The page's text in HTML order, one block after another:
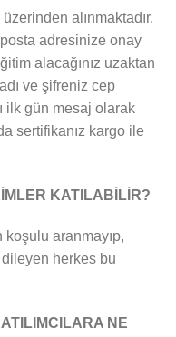
alınmaktadır.
adresinize onay
alacağınız uzaktan
ve şifreniz cep
ilk gün mesaj olarak
sertifikanız kargo ile
KATILABİLİR?
koşulu aranmayıp,
herkes bu
NE